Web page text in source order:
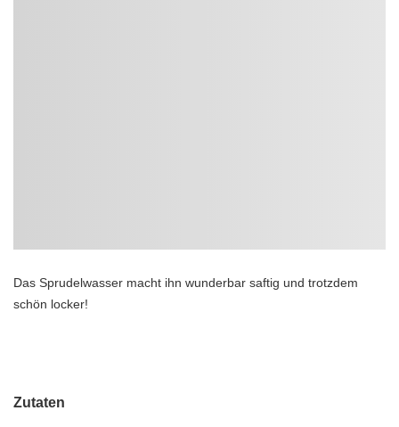
Das Sprudelwasser macht ihn wunderbar saftig und trotzdem
schön locker!
Zutaten